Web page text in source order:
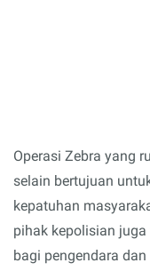
Operasi Zebra yang
selain bertujuan
kepatuhan
pihak kepolisian
bagi pengendara